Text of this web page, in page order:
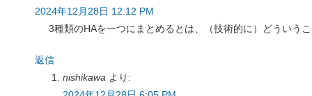
2024年12月28日 12:12 PM
3種類のHAを一つにまとめるとは、（技術的に）どういう
返信
nishikawa より: